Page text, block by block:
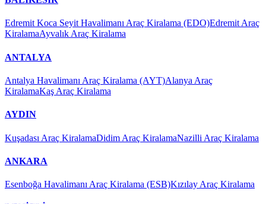
Edremit Koca Seyit Havalimanı Araç Kiralama (EDO)Edremit Araç
KiralamaAyvalık Araç Kiralama
ANTALYA
Antalya Havalimanı Araç Kiralama (AYT)Alanya Araç
KiralamaKaş Araç Kiralama
AYDIN
Kuşadası Araç KiralamaDidim Araç KiralamaNazilli Araç Kiralama
ANKARA
Esenboğa Havalimanı Araç Kiralama (ESB)Kızılay Araç Kiralama